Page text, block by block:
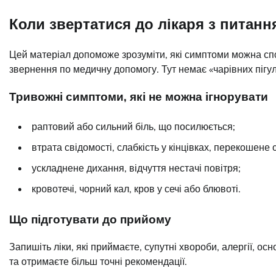
Коли звертатися до лікаря з
Цей матеріал допоможе зрозуміти, які симптоми можна
звернення по медичну допомогу. Тут немає «чарівних
Тривожні симптоми, які не можна ігнорувати
раптовий або сильний біль, що посилюється;
втрата свідомості, слабкість у кінцівках, перекошене
ускладнене дихання, відчуття нестачі повітря;
кровотечі, чорний кал, кров у сечі або блювоті.
Що підготувати до прийому
Запишіть ліки, які приймаєте, супутні хвороби, алергії,
та отримаєте більш точні рекомендації.